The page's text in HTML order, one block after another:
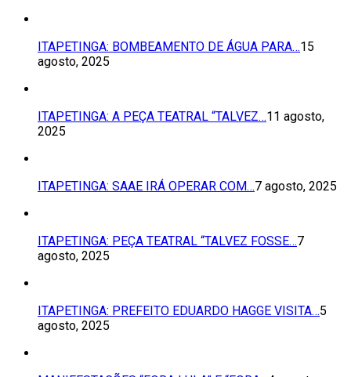
ITAPETINGA: BOMBEAMENTO DE ÁGUA PARA…15
agosto, 2025
ITAPETINGA: A PEÇA TEATRAL “TALVEZ…11 agosto,
2025
ITAPETINGA: SAAE IRÁ OPERAR COM…7 agosto, 2025
ITAPETINGA: PEÇA TEATRAL “TALVEZ FOSSE…7
agosto, 2025
ITAPETINGA: PREFEITO EDUARDO HAGGE VISITA…5
agosto, 2025